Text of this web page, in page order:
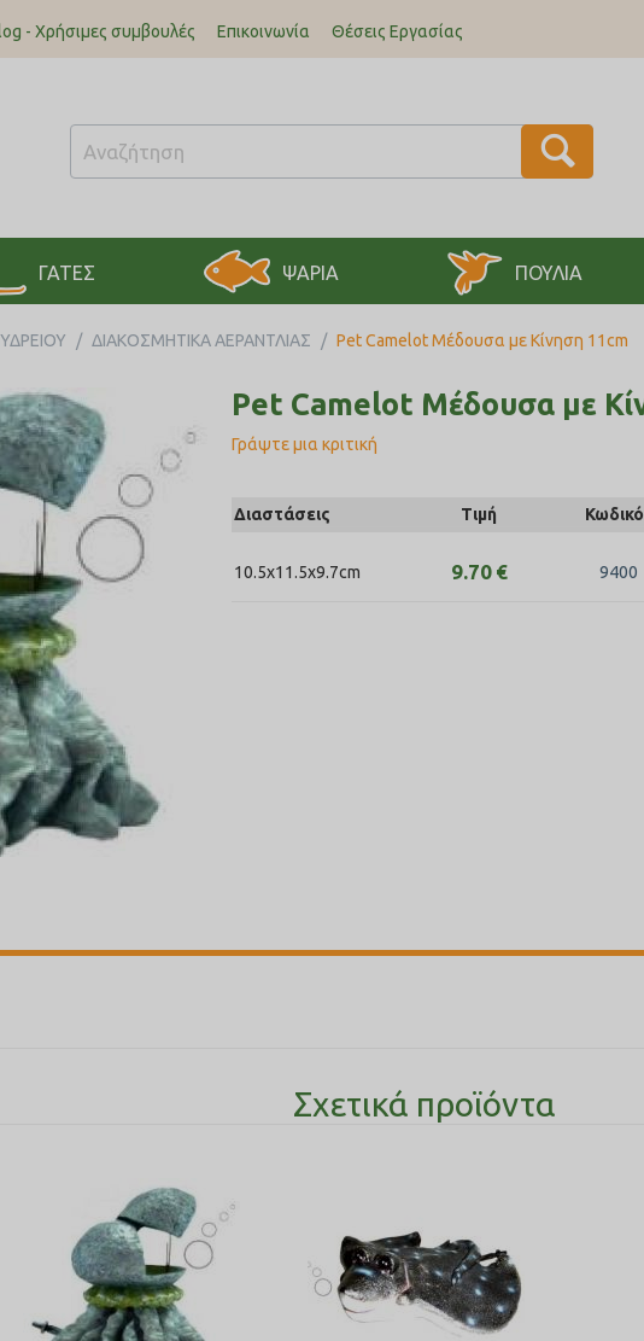
- Χρήσιμες συμβουλές Επικοινωνία Θέσεις Εργασίας
ΓΑΤΕΣ ΨΑΡΙΑ ΠΟΥΛΙΑ
/ ΔΙΑΚΟΣΜΗΤΙΚΑ ΑΕΡΑΝΤΛΙΑΣ / Pet Camelot Μέδουσα με Κίνηση 11cm
Pet Camelot Μέδουσα με
Γράψτε μια κριτική
Διαστάσεις Τιμή
10.5x11.5x9.7cm 9.70 € 9400
Σχετικά προϊόντα